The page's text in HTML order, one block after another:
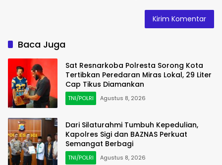
Baca Juga
Sat Resnarkoba Polresta Sorong Kota
Tertibkan Peredaran Miras Lokal, 29 Liter
Cap Tikus Diamankan
TNI/POLRI Agustus 8, 2026
Dari Silaturahmi Tumbuh Kepedulian,
Kapolres Sigi dan BAZNAS Perkuat
Semangat Berbagi
TNI/POLRI Agustus 8, 2026